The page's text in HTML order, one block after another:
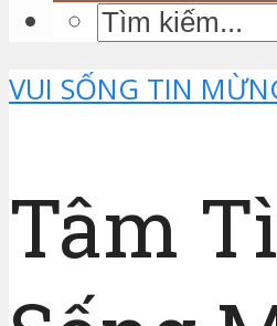
VUI SỐNG TIN
Tâm